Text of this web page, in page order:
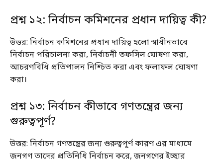
প্রশ্ন ১২: নির্বাচন কমিশনের প্রধান দায়িত্ব কী?
উত্তর: নির্বাচন কমিশনের প্রধান দায়িত্ব হলো স্বাধীনভাবে
নির্বাচন পরিচালনা করা, নির্বাচনী তফসিল ঘোষণা করা,
আচরণবিধি প্রতিপালন নিশ্চিত করা এবং ফলাফল ঘোষণা
করা।
প্রশ্ন ১৩: নির্বাচন কীভাবে গণতন্ত্রের জন্য
গুরুত্বপূর্ণ?
উত্তর: নির্বাচন গণতন্ত্রের জন্য গুরুত্বপূর্ণ কারণ এর মাধ্যমে
জনগণ তাদের প্রতিনিধি নির্বাচন করে, জনগণের ইচ্ছার